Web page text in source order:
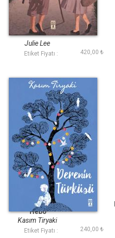
Tünelde
Julie Lee
Etiket Fiyatı : 420,00 ₺
Derenin Türküsü -
Hebo
Kasım Tiryaki
Etiket Fiyatı : 240,00 ₺